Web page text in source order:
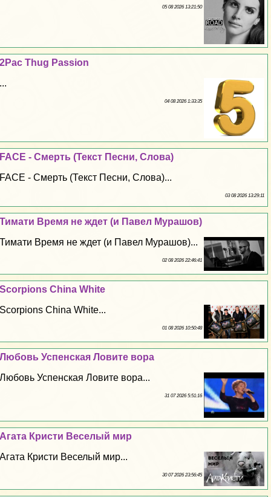
05 08 2026 13:21:50
2Pac Thug Passion
...
04 08 2026 1:33:35
FACE - Cмepть (Текст Песни, Слова)
FACE - Cмepть (Текст Песни, Слова)...
03 08 2026 13:29:11
Тимати Время не ждет (и Павел Мурашов)
Тимати Время не ждет (и Павел Мурашов)...
02 08 2026 22:46:41
Scorpions China White
Scorpions China White...
01 08 2026 10:50:48
Любовь Успенская Ловите вора
Любовь Успенская Ловите вора...
31 07 2026 5:51:16
Агата Кристи Веселый мир
Агата Кристи Веселый мир...
30 07 2026 23:56:45